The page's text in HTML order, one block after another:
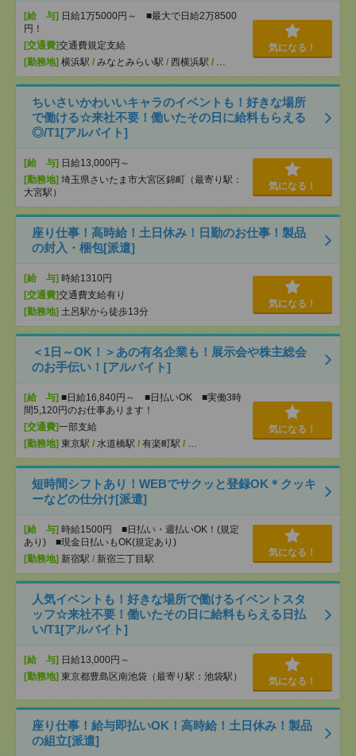
[給 与] 日給1万5000円～ ■最大で日給2万8500
円！
[交通費]交通費規定支給
[勤務地] 横浜駅 / みなとみらい駅 / 西横浜駅 / …
気になる！
ちいさいかわいいキャラのイベントも！好きな場所
で働ける☆来社不要！働いたその日に給料もらえる
◎/T1[アルバイト]
[給 与] 日給13,000円～
[勤務地] 埼玉県さいたま市大宮区錦町（最寄り駅：
大宮駅）
気になる！
座り仕事！高時給！土日休み！日勤のお仕事！製品
の封入・梱包[派遣]
[給 与] 時給1310円
[交通費]交通費支給有り
[勤務地] 土呂駅から徒歩13分
気になる！
＜1日～OK！＞あの有名企業も！展示会や株主総会
のお手伝い！[アルバイト]
[給 与] ■日給16,840円～ ■日払いOK ■実働3時
間5,120円のお仕事あります！
[交通費]一部支給
[勤務地] 東京駅 / 水道橋駅 / 有楽町駅 / …
気になる！
短時間シフトあり！WEBでサクッと登録OK＊クッキ
ーなどの仕分け[派遣]
[給 与] 時給1500円 ■日払い・週払いOK！(規定
あり) ■現金日払いもOK(規定あり)
[勤務地] 新宿駅 / 新宿三丁目駅
気になる！
人気イベントも！好きな場所で働けるイベントスタ
ッフ☆来社不要！働いたその日に給料もらえる日払
い/T1[アルバイト]
[給 与] 日給13,000円～
[勤務地] 東京都豊島区南池袋（最寄り駅：池袋駅） 気になる！
座り仕事！給与即払いOK！高時給！土日休み！製品
の組立[派遣]